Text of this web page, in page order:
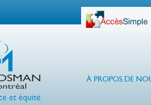
À PROPOS DE